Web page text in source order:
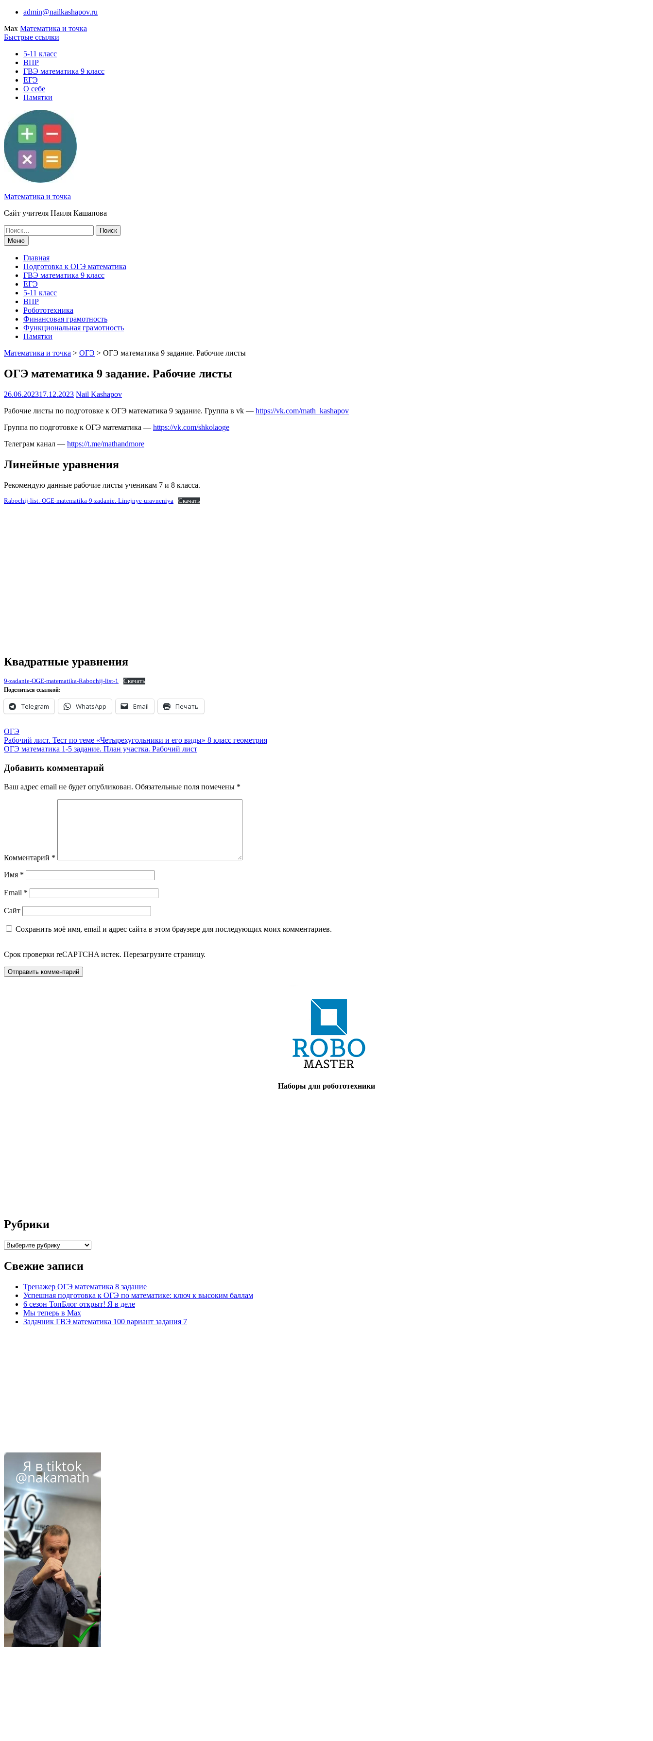
Перейти
содержимому
admin@nailkashapov.ru
Max Математика и точка
Быстрые ссылки
5-11 класс
ВПР
ГВЭ математика 9 класс
ЕГЭ
О себе
Памятки
Математика и точка
Сайт учителя Наиля Кашапова
Поиск
по:Меню
Главная
Подготовка к ОГЭ математика
ГВЭ математика 9 класс
ЕГЭ
5-11 класс
ВПР
Робототехника
Финансовая грамотность
Функциональная грамотность
Памятки
Математика и точка > ОГЭ > ОГЭ математика 9 задание. Рабочие листы
ОГЭ математика 9 задание. Рабочие листы
26.06.202317.12.2023 Nail Kashapov
Рабочие листы по подготовке к ОГЭ математика 9 задание. Группа в vk — https://vk.com/math_kashapov
Группа по подготовке к ОГЭ математика — https://vk.com/shkolaoge
Телеграм канал — https://t.me/mathandmore
Линейные уравнения
Рекомендую данные рабочие листы ученикам 7 и 8 класса.
Rabochij-list.-OGE-matematika-9-zadanie.-Linejnye-uravneniya Скачать
Квадратные уравнения
9-zadanie-OGE-matematika-Rabochij-list-1
Скачать
Поделиться ссылкой:
Telegram WhatsApp Email Печать
ОГЭ
Навигация
по
записям
Рабочий лист. Тест по теме «Четырехугольники и его виды» 8 класс геометрия
ОГЭ математика 1-5 задание. План участка. Рабочий лист
Добавить комментарий
Ваш адрес email не будет опубликован. Обязательные поля помечены *
Комментарий *
Имя *
Email *
Сайт
Сохранить моё имя, email и адрес сайта в этом браузере для последующих моих комментариев.
Срок проверки reCAPTCHA истек. Перезагрузите страницу.
Наборы для робототехники
Рубрики
Рубрики
Свежие записи
Тренажер ОГЭ математика 8 задание
Успешная подготовка к ОГЭ по математике: ключ к высоким баллам
6 сезон ТопБлог открыт! Я в деле
Мы теперь в Max
Задачник ГВЭ математика 100 вариант задания 7